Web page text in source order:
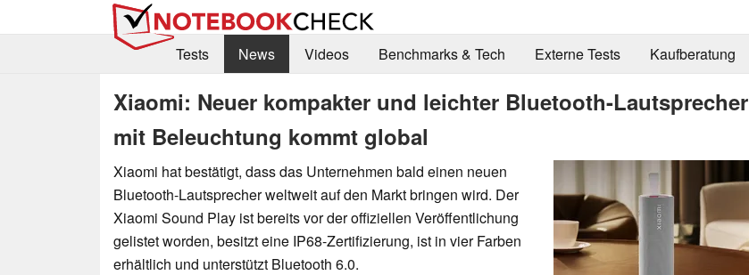
Tests
News Videos Benchmarks & Tech Externe Tests Kaufberatung
Xiaomi: Neuer kompakter und leichter Bluetooth-Lautsprecher
mit Beleuchtung kommt global
Xiaomi hat bestätigt, dass das Unternehmen bald einen neuen
Bluetooth-Lautsprecher weltweit auf den Markt bringen wird. Der
Xiaomi Sound Play ist bereits vor der offiziellen Veröffentlichung
gelistet worden, besitzt eine IP68-Zertifizierung, ist in vier Farben
erhältlich und unterstützt Bluetooth 6.0.